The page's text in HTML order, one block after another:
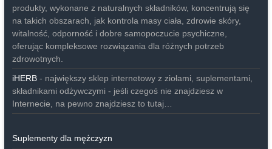
produkty, wykonane z naturalnych składników, koncentrują się
na takich obszarach, jak kontrola masy ciała, zdrowie skóry,
witalność, odporność i dobre samopoczucie psychiczne,
oferując kompleksowe rozwiązania dla różnych potrzeb
zdrowotnych.
iHERB- największy sklep internetowy z ziołami, suplementami,
składnikami odżywczymi - jeśli czegoś nie znajdziesz w
Internecie, na pewno znajdziesz to tutaj…
Suplementy dla mężczyzn